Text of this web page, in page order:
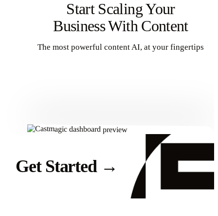
Start Scaling Your
Business With Content
The most powerful content AI, at your fingertips
Get Started →